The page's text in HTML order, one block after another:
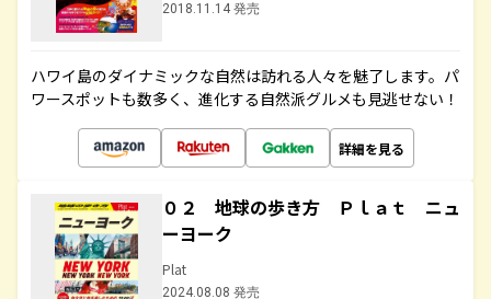
2018.11.14 発売
ハワイ島のダイナミックな自然は訪れる人々を魅了します。パ
ワースポットも数多く、進化する自然派グルメも見逃せない！
詳細を見る
０２ 地球の歩き方 Ｐｌａｔ ニュ
ーヨーク
Plat
2024.08.08 発売